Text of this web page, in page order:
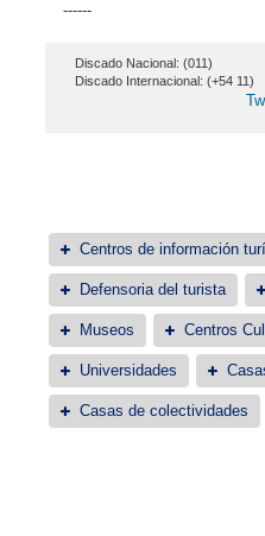
------
Discado Nacional: (011)
Discado Internacional: (+54 11)
Centros de información
Defensoria del turista
Museos Centros
Universidades
Casas de colectividades